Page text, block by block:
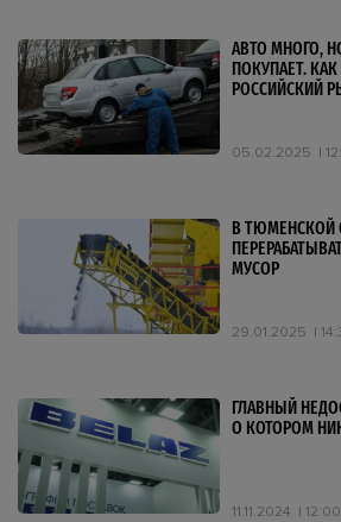
АВТО МНОГО,
ПОКУПАЕТ.
РОССИЙСКИЙ
05.02.2025
В ТЮМЕНСКОЙ
МУСОР
29.01.2025
ГЛАВНЫЙ
О КОТОРОМ
11.11.2024 12:00